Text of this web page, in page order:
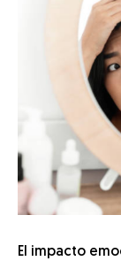
El impacto